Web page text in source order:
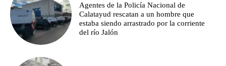
Agentes de la Policía Nacional de
Calatayud rescatan a un hombre que
estaba siendo arrastrado por la corriente
del río Jalón